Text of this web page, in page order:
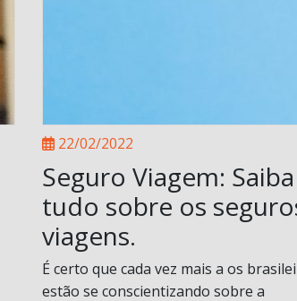
22/02/2022
Seguro Viagem: Saiba
tudo sobre os
viagens.
É certo que cada vez mais a os
estão se conscientizando sobre a